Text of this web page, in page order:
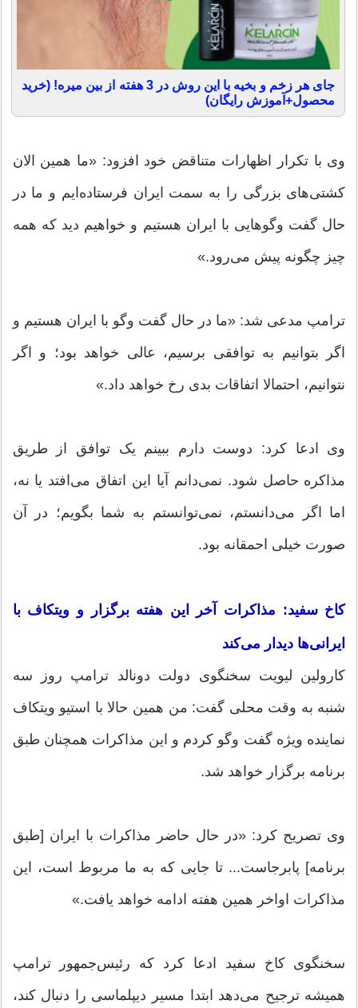
جای هر زخم و بخیه با این روش در 3 هفته از بین میره! (خرید
محصول+آموزش رایگان)
وی با تکرار اظهارات متناقض خود افزود: «ما همین الان
کشتی‌های بزرگی را به سمت ایران فرستاده‌ایم و ما در
حال گفت وگوهایی با ایران هستیم و خواهیم دید که همه
چیز چگونه پیش می‌رود.»
ترامپ مدعی شد: «ما در حال گفت‌ وگو با ایران هستیم و
اگر بتوانیم به توافقی برسیم، عالی خواهد بود؛ و اگر
نتوانیم، احتمالا اتفاقات بدی رخ خواهد داد.»
وی ادعا کرد: دوست دارم ببینم یک توافق از طریق
مذاکره حاصل شود. نمی‌دانم آیا این اتفاق می‌افتد یا نه،
اما اگر می‌دانستم، نمی‌توانستم به شما بگویم؛ در آن
صورت خیلی احمقانه بود.
کاخ سفید: مذاکرات آخر این هفته برگزار و ویتکاف با
ایرانی‌ها دیدار می‌کند
کارولین لیویت سخنگوی دولت دونالد ترامپ روز سه
شنبه به وقت محلی گفت: من همین حالا با استیو ویتکاف
نماینده ویژه گفت وگو کردم و این مذاکرات همچنان طبق
برنامه برگزار خواهد شد.
وی تصریح کرد: «در حال حاضر مذاکرات با ایران [طبق
برنامه] پابرجاست... تا جایی که به ما مربوط است، این
مذاکرات اواخر همین هفته ادامه خواهد یافت.»
سخنگوی کاخ سفید ادعا کرد که رئیس‌جمهور ترامپ
همیشه ترجیح می‌دهد ابتدا مسیر دیپلماسی را دنبال کند،